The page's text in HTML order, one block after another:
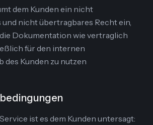
dem Kunden ein nicht
nicht übertragbares Recht ein,
Dokumentation wie vertraglich
für den internen
des Kunden zu nutzen
ist es dem Kunden untersagt: